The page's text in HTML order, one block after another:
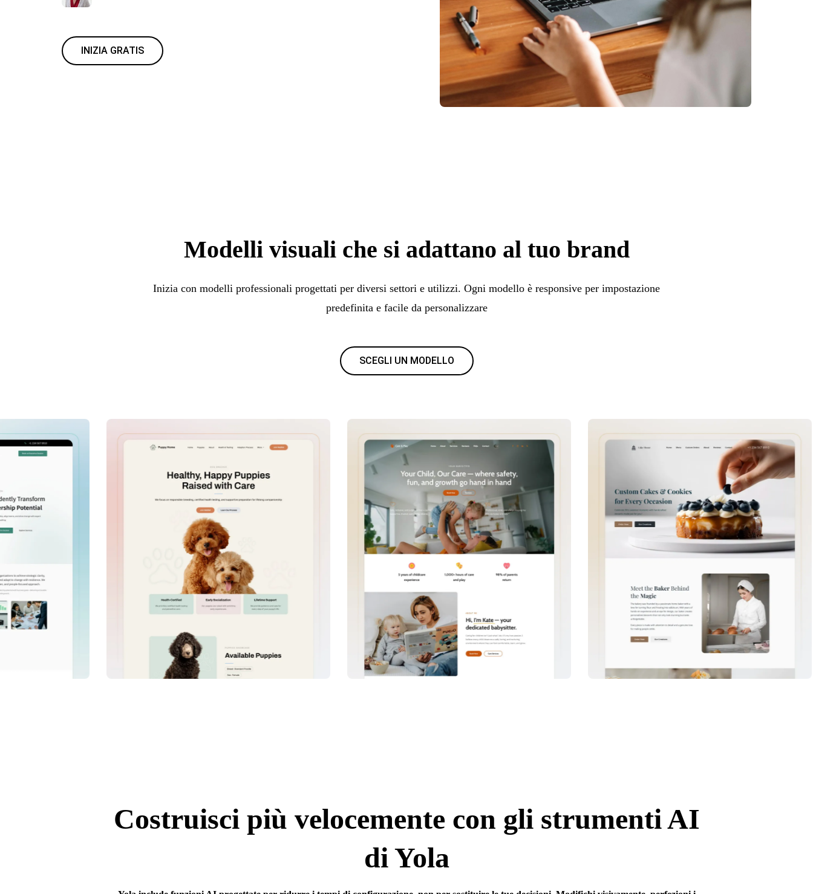
INIZIA GRATIS
Modelli visuali che si adattano al tuo brand
Inizia con modelli professionali progettati per diversi settori e utilizzi. Ogni modello è responsive per impostazione
predefinita e facile da personalizzare
SCEGLI UN MODELLO
Costruisci più velocemente con gli strumenti AI
di Yola